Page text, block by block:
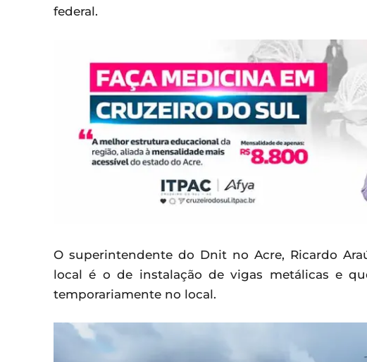
federal.
O superintendente do Dnit no Acre, Ricardo
local é o de instalação de vigas metálicas e
temporariamente no local.